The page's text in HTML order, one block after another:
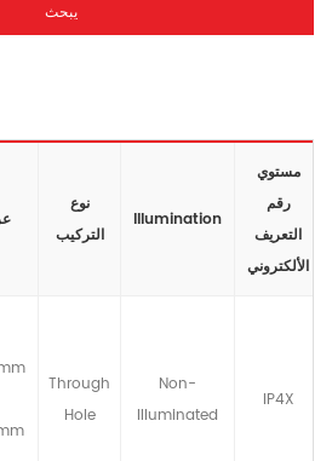
يبحث
نوع
التركيب
lllumination
مستوي
رقم
التعريف
الألكتروني
Through
Hole
Non-
llluminated
IP4X